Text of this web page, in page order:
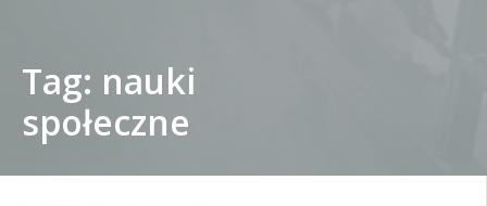
Student
Tag: nauki
społeczne